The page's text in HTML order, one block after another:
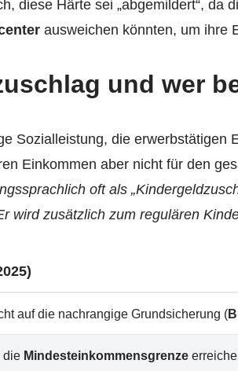
diese Härte sei „abgemildert“, da
ausweichen könnten, um ihre
und wer
Sozialleistung, die erwerbstätigen
Einkommen aber nicht für den
oft als
wird zusätzlich zum regulären
auf die nachrangige Grundsicherung (
die Mindesteinkommensgrenze